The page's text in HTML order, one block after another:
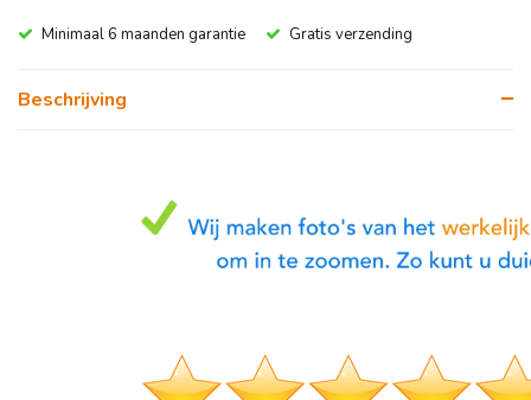
Minimaal 6 maanden garantie Gratis verzending
Beschrijving